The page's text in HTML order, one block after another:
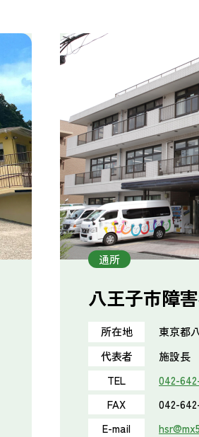
通所
八王子市障
所在地 東京都
代表者
施設長
TEL
042-
FAX
042-
E-mail